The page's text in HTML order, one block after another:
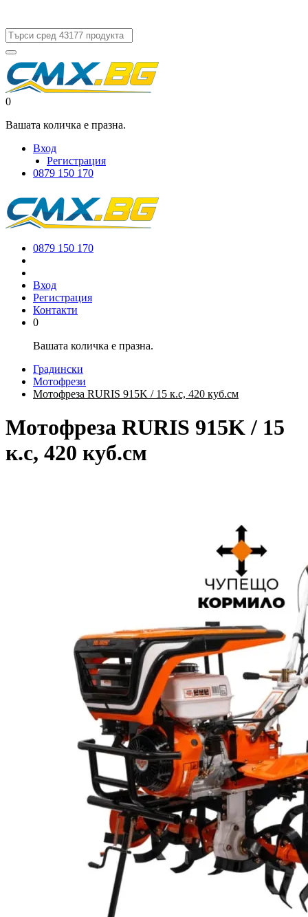
0
Вашата количка е празна.
Вход
Регистрация
0879 150 170
0879 150 170
Вход
Регистрация
Контакти
0
Вашата количка е празна.
Градински
Мотофрези
Мотофреза RURIS 915K / 15 к.с, 420 куб.см
Мотофреза RURIS 915K / 15
к.с, 420 куб.см